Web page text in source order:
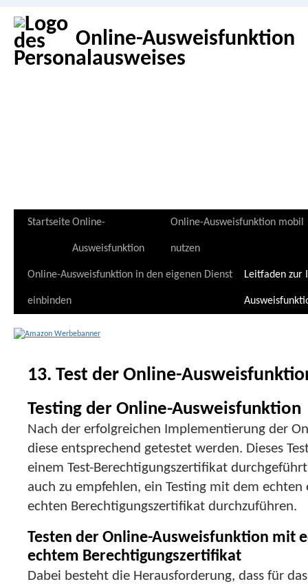
Online-Ausweisfunktion
Zum
springen
StartseiteOnline-
Ausweisfunktion
Online-Ausweisfunktion mobil
nutzen
Online-Ausweisfunktion in den eigenen Dienst
einbinden
Leitfaden zur
13. Test der Online-
Testing der Online-Ausweisfunktion
Nach der erfolgreichen Implementierung der
diese entsprechend getestet werden. Dieses
einem Test-Berechtigungszertifikat
auch zu empfehlen, ein Testing mit dem
echten Berechtigungszertifikat durchzuführen.
Testen der Online-Ausweisfunktion mit
echtem Berechtigungszertifikat
Dabei besteht die Herausforderung, dass für